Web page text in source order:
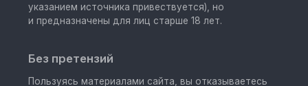
указанием источника привествуется), но
и предназначены для лиц старше 18 лет.
Без претензий
Пользуясь материалами сайта, вы отказываетесь